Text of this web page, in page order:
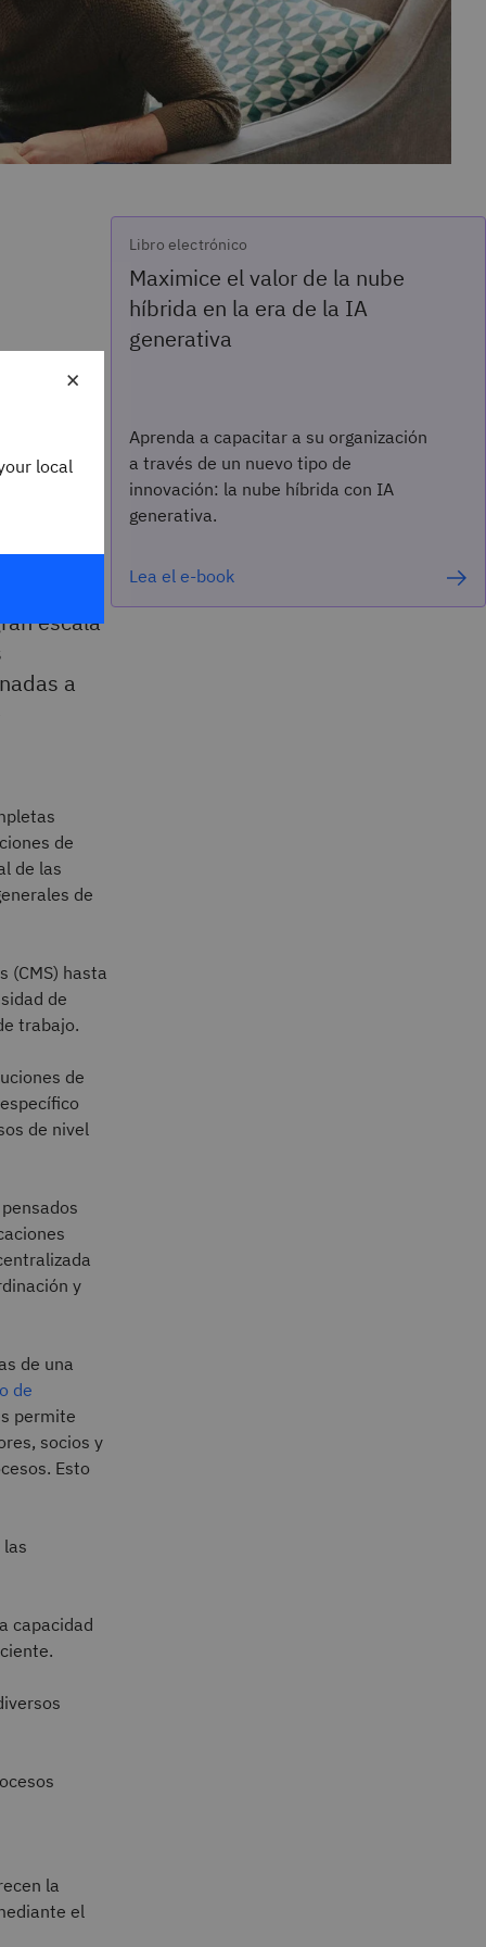
escala
a
de
de las
de
(CMS) hasta
de
trabajo.
de
de nivel
y
de una
de
permite
socios y
Esto
capacidad
la
el
Libro electrónico
Maximice el valor de la nube
híbrida en la era de la IA
generativa
Aprenda a capacitar a su organización
a través de un nuevo tipo de
innovación: la nube híbrida con IA
generativa.
Lea el e-book
×
local